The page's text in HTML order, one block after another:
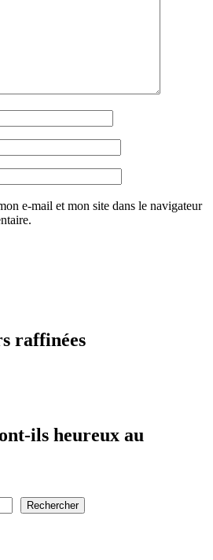
e-mail et mon site dans le navigateur
raffinées
ils heureux au
Rechercher